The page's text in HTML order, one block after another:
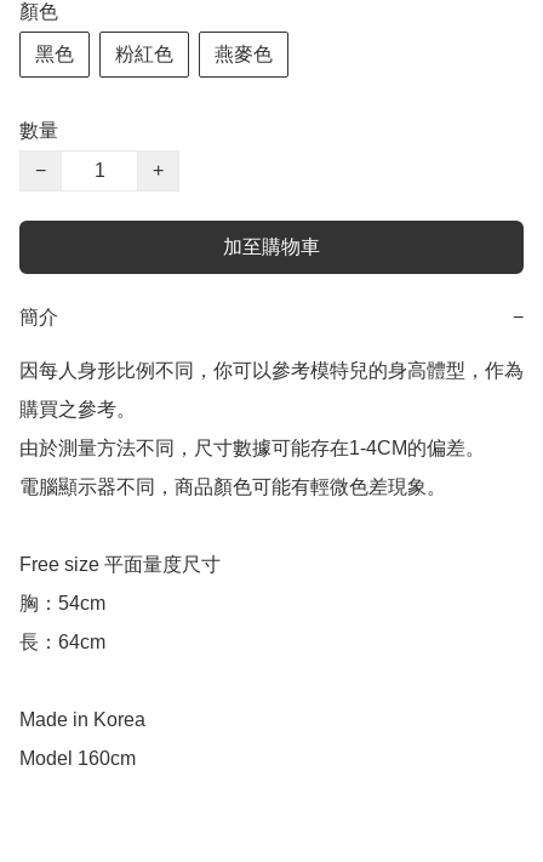
顏色
黑色 粉紅色 燕麥色
數量
−
+
加至購物車
簡介 −
因每人身形比例不同，你可以參考模特兒的身高體型，作為
購買之參考。
由於測量方法不同，尺寸數據可能存在1-4CM的偏差。
電腦顯示器不同，商品顏色可能有輕微色差現象。
Free size 平面量度尺寸
胸：54cm
長：64cm
Made in Korea
Model 160cm